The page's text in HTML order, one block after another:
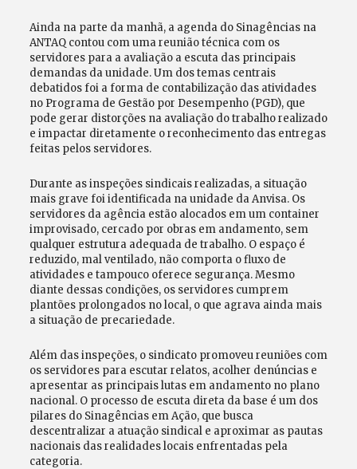
Ainda na parte da manhã, a agenda do Sinagências na
ANTAQ contou com uma reunião técnica com os
servidores para a avaliação a escuta das principais
demandas da unidade. Um dos temas centrais
debatidos foi a forma de contabilização das atividades
no Programa de Gestão por Desempenho (PGD), que
pode gerar distorções na avaliação do trabalho realizado
e impactar diretamente o reconhecimento das entregas
feitas pelos servidores.
Durante as inspeções sindicais realizadas, a situação
mais grave foi identificada na unidade da Anvisa. Os
servidores da agência estão alocados em um container
improvisado, cercado por obras em andamento, sem
qualquer estrutura adequada de trabalho. O espaço é
reduzido, mal ventilado, não comporta o fluxo de
atividades e tampouco oferece segurança. Mesmo
diante dessas condições, os servidores cumprem
plantões prolongados no local, o que agrava ainda mais
a situação de precariedade.
Além das inspeções, o sindicato promoveu reuniões com
os servidores para escutar relatos, acolher denúncias e
apresentar as principais lutas em andamento no plano
nacional. O processo de escuta direta da base é um dos
pilares do Sinagências em Ação, que busca
descentralizar a atuação sindical e aproximar as pautas
nacionais das realidades locais enfrentadas pela
categoria.